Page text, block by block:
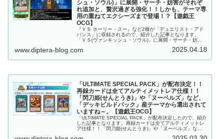
シュ・ソウル)」に展開・サーチ・妨害がそれぞ
れ追加と、贅沢過ぎる強化！！しかも、テーマ専
用の重ねてエクシーズまで登場！？【遊戯王
OCG】
『ＶＳ ホーリー・スー』など2種が「デュエリスト・アド
バンス」に収録されるので、紹介した記事となります。
「ＶＳ(ヴァンキッシュ・ソウル)」に展開・サーチ・妨害
用の重ねてエクシーズまで登場！？【遊戯王OCG】
www.diptera-blog.com 2025.04.18
「ULTIMATE SPECIAL PACK」が配布決定！！
再録カードは全てアルティメットレア仕様！！
「閃刀姫(せんとうき)」や「ヌーベルズ」など、
「デッキビルドパック」産テーマから選出されて
いますね～。【遊戯王OCG】
「ULTIMATE SPECIAL PACK」が配布決定したので、紹介
した記事となります。再録カードは全てアルティメットレ
ア仕様！！「閃刀姫(せんとうき)」や「ヌーベルズ」な